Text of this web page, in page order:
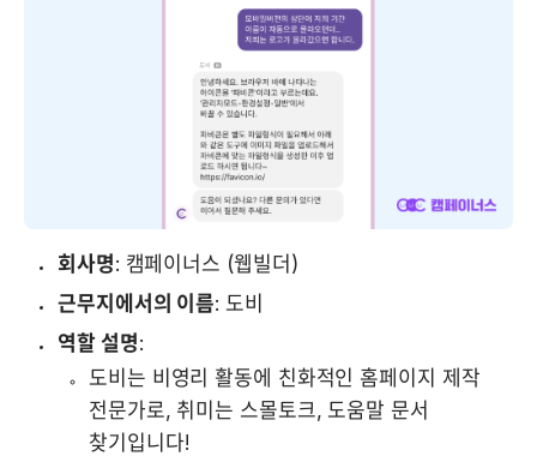
회사명: 캠페이너스 (웹빌더)
근무지에서의 이름: 도비
역할 설명:
도비는 비영리 활동에 친화적인 홈페이지 제작
전문가로, 취미는 스몰토크, 도움말 문서
찾기입니다!